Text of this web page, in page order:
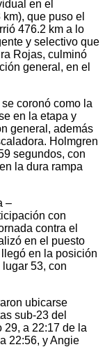
en el
que puso el
476.2 km a lo
y selectivo que
Rojas, culminó
general, en el
coronó como la
en la etapa y
general, además
Holmgren
segundos, con
la dura rampa
–
con
contra el
en el puesto
en la posición
53, con
ubicarse
sub-23 del
29, a 22:17 de la
22:56, y Angie